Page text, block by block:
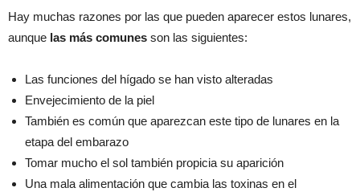
Hay muchas razones por las que pueden aparecer estos lunares,
aunque las más comunes son las siguientes:
Las funciones del hígado se han visto alteradas
Envejecimiento de la piel
También es común que aparezcan este tipo de lunares en la
etapa del embarazo
Tomar mucho el sol también propicia su aparición
Una mala alimentación que cambia las toxinas en el